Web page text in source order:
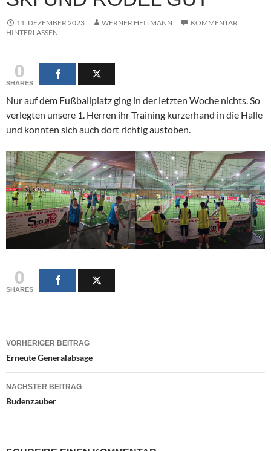
11. DEZEMBER 2023 WERNER HEITMANN
KOMMENTAR
HINTERLASSEN
0
SHARES
Nur auf dem Fußballplatz ging in der letzten Woche nichts. So
verlegten unsere 1. Herren ihr Training kurzerhand in die Halle
und konnten sich auch dort richtig austoben.
0
SHARES
Beitragsnavigation
VORHERIGER BEITRAG
Erneute Generalabsage
NÄCHSTER BEITRAG
Budenzauber